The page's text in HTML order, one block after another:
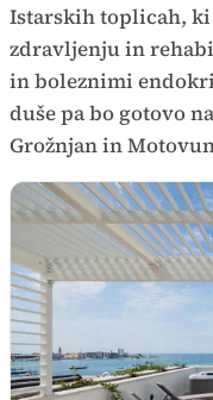
Istarskih toplicah,
zdravljenju in
in boleznimi
duše pa bo gotovo
Grožnjan in